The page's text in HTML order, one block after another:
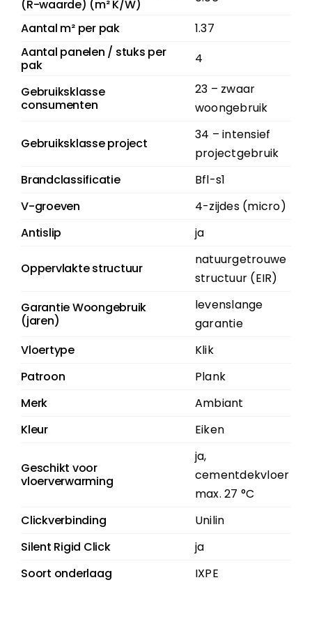
(R-waarde) (m² K/W)
Aantal m² per pak
1.37
Aantal panelen / stuks per
pak
4
Gebruiksklasse
consumenten
23 – zwaar
woongebruik
Gebruiksklasse project
34 – intensief
projectgebruik
Brandclassificatie
Bfl-s1
V-groeven
4-zijdes (micro)
Antislip
ja
Oppervlakte structuur
natuurgetrouwe
structuur (EIR)
Garantie Woongebruik
(jaren)
levenslange
garantie
Vloertype
Klik
Patroon
Plank
Merk
Ambiant
Kleur
Eiken
Geschikt voor
vloerverwarming
ja,
cementdekvloer
max. 27 °C
Clickverbinding
Unilin
Silent Rigid Click
ja
Soort onderlaag
IXPE